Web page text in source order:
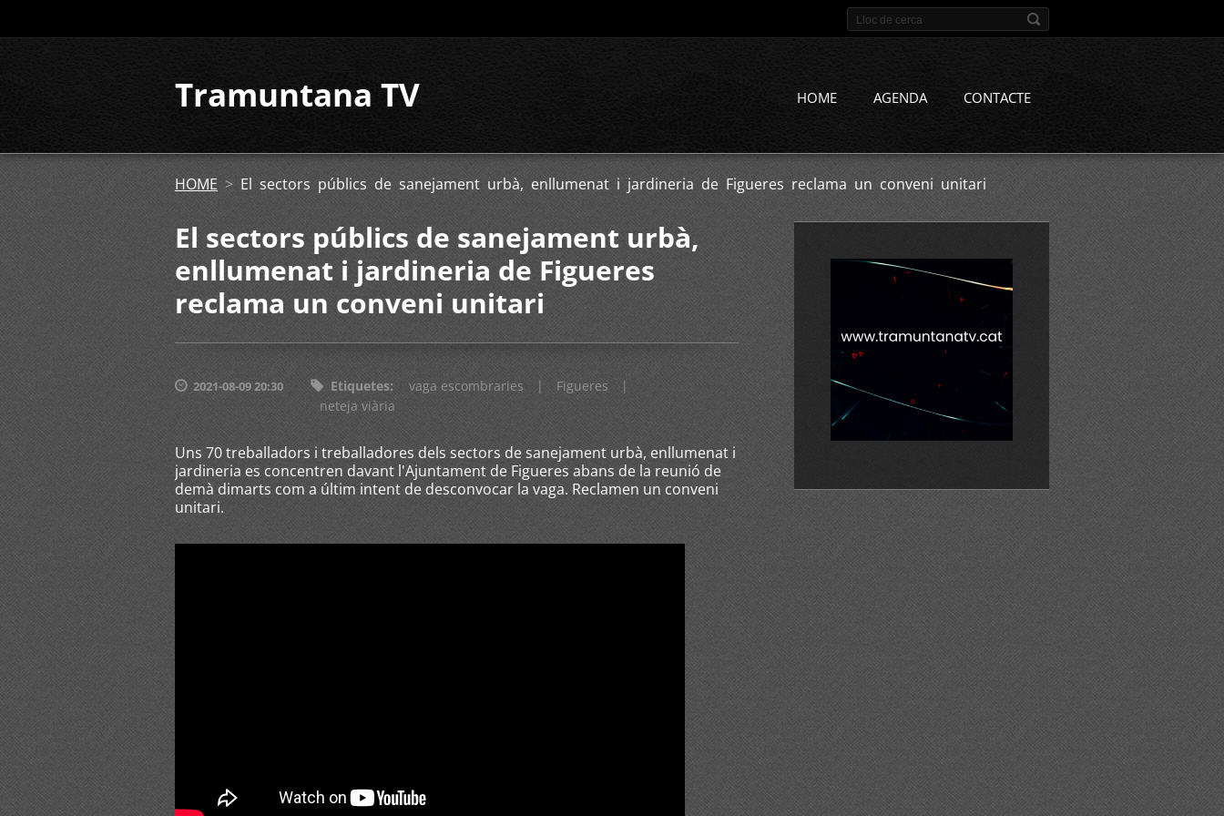
Tramuntana TV HOME AGENDA CONTACTE
HOME > El sectors públics de sanejament urbà, enllumenat i jardineria de Figueres reclama un conveni unitari
El sectors públics de sanejament urbà,
enllumenat i jardineria de Figueres
reclama un conveni unitari
2021-08-09 20:30 Etiquetes: vaga escombraries | Figueres
|
neteja viària
Uns 70 treballadors i treballadores dels sectors de sanejament urbà, enllumenat i
jardineria es concentren davant l'Ajuntament de Figueres abans de la reunió de
demà dimarts com a últim intent de desconvocar la vaga. Reclamen un conveni
unitari.